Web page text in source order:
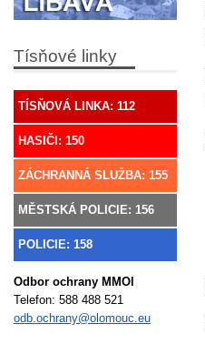
Tísňové linky
TÍSŇOVÁ LINKA: 112
HASIČI: 150
ZÁCHRANNÁ SLUŽBA: 155
MĚSTSKÁ POLICIE: 156
POLICIE: 158
Odbor ochrany MMOl
Telefon: 588 488 521
odb.ochrany@olomouc.eu